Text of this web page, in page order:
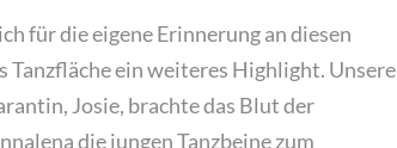
für die eigene Erinnerung an diesen
Tanzfläche ein weiteres Highlight. Unsere
Josie, brachte das Blut der
die jungen Tanzbeine zum